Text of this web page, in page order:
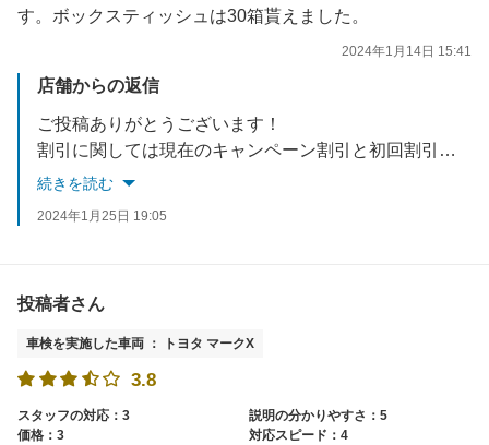
す。ボックスティッシュは30箱貰えました。
2024年1月14日 15:41
店舗からの返信
ご投稿ありがとうございます！
割引に関しては現在のキャンペーン割引と初回割引の併用が出来ず大変申し訳ございません。
ただ、通常時の割引よりもお安くなっておりますのでご安心下さい。
その分お値段をお安く設定させておりますのでご了承下さい。
続きを読む
2024年1月25日 19:05
投稿者さん
車検を実施した車両 ： トヨタ マークX
3.8
スタッフの対応：3
説明の分かりやすさ：5
価格：3
対応スピード：4